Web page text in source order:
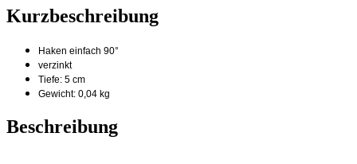
Kurzbeschreibung
Haken einfach 90°
verzinkt
Tiefe: 5 cm
Gewicht: 0,04 kg
Beschreibung